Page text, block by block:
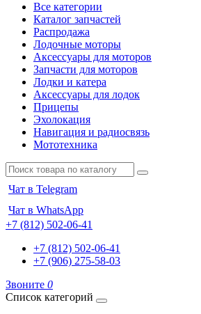
Все категории
Каталог запчастей
Распродажа
Лодочные моторы
Аксессуары для моторов
Запчасти для моторов
Лодки и катера
Аксессуары для лодок
Прицепы
Эхолокация
Навигация и радиосвязь
Мототехника
Чат в Telegram
Чат в WhatsApp
+7 (812) 502-06-41
+7 (812) 502-06-41
+7 (906) 275-58-03
Звоните 0
Список категорий